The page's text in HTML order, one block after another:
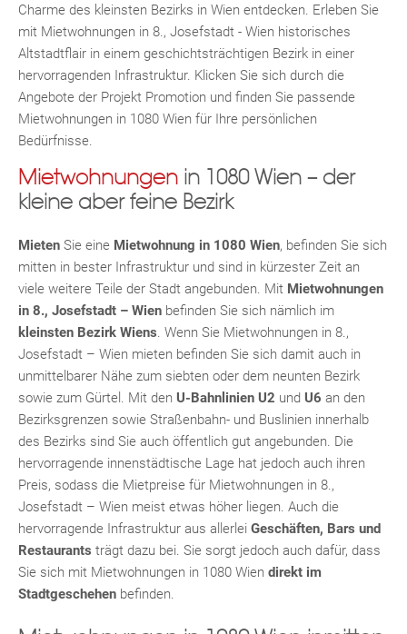
MER
Charme des kleinsten Bezirks in Wien entdecken. Erleben Sie
mit Mietwohnungen in 8., Josefstadt - Wien historisches
Altstadtflair in einem geschichtsträchtigen Bezirk in einer
hervorragenden Infrastruktur. Klicken Sie sich durch die
Angebote der Projekt Promotion und finden Sie passende
Mietwohnungen in 1080 Wien für Ihre persönlichen
Bedürfnisse.
Mietwohnungen in 1080 Wien – der
kleine aber feine Bezirk
Mieten Sie eine Mietwohnung in 1080 Wien, befinden Sie sich
mitten in bester Infrastruktur und sind in kürzester Zeit an
viele weitere Teile der Stadt angebunden. Mit Mietwohnungen
in 8., Josefstadt – Wien befinden Sie sich nämlich im
kleinsten Bezirk Wiens. Wenn Sie Mietwohnungen in 8.,
Josefstadt – Wien mieten befinden Sie sich damit auch in
unmittelbarer Nähe zum siebten oder dem neunten Bezirk
sowie zum Gürtel. Mit den U-Bahnlinien U2 und U6 an den
Bezirksgrenzen sowie Straßenbahn- und Buslinien innerhalb
des Bezirks sind Sie auch öffentlich gut angebunden. Die
hervorragende innenstädtische Lage hat jedoch auch ihren
Preis, sodass die Mietpreise für Mietwohnungen in 8.,
Josefstadt – Wien meist etwas höher liegen. Auch die
hervorragende Infrastruktur aus allerlei Geschäften, Bars und
Restaurants trägt dazu bei. Sie sorgt jedoch auch dafür, dass
Sie sich mit Mietwohnungen in 1080 Wien direkt im
Stadtgeschehen befinden.